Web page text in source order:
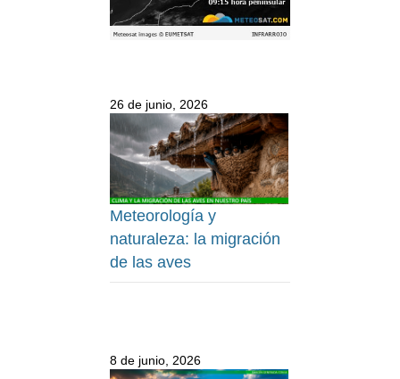
26 de junio, 2026
Meteorología y
naturaleza: la migración
de las aves
8 de junio, 2026